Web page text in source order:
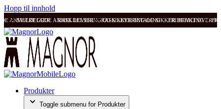
Hopp til innhold
ANMELDELSER RASK LEVERING OG SIKKER BETALING FRI FRAKT OVER
SVÆRT GODE ANMELDELSER RASK LEVERING OG SIKKER BETALING
Produkter
Toggle submenu for Produkter